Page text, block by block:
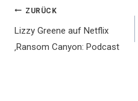
ZURÜCK
Lizzy Greene auf Netflix
‚Ransom Canyon: Podcast